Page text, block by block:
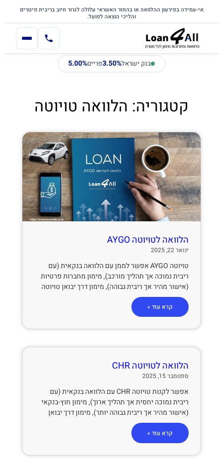
לתוכן
דלג לתוכן הראשי
אי-עמידה בפירעון ההלוואה או בהחזר האשראי עלולה לגרור חיוב בריבית פיגורים
והליכי הוצאה לפועל.
בנק ישראל3.50%פריים5.00%
קטגוריה: הלוואה טויוטה
הלוואה לטויוטה AYGO
ינואר 22, 2025
טויוטה AYGO אפשר לממן עם הלוואה בנקאית (עם
ריבית נמוכה אך תהליך מורכב), מימון מחברות פרטיות
(אישור מהיר אך ריבית גבוהה), מימון דרך יבואן טויוטה
קרא עוד »
הלוואה לטויוטה CHR
ספטמבר 15, 2025
אפשר לקנות טויוטה CHR עם הלוואה בנקאית (עם
ריבית נמוכה יחסית אך תהליך ארוך), מימון חוץ-בנקאי
(אישור מהיר אך ריבית גבוהה יותר), מימון דרך יבואן
קרא עוד »